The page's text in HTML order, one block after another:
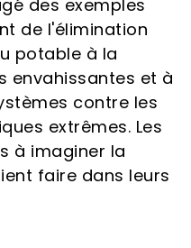
des exemples
de l'élimination
potable à la
envahissantes et à
contre les
extrêmes. Les
à imaginer la
faire dans leurs